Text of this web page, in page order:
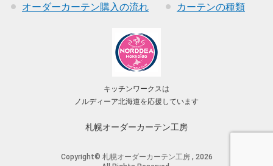
オーダーカーテン購入の流れ カーテンの種類
キッチンワークスは
ノルディーア北海道を応援しています
札幌オーダーカーテン工房
Copyright© 札幌オーダーカーテン工房 , 2026